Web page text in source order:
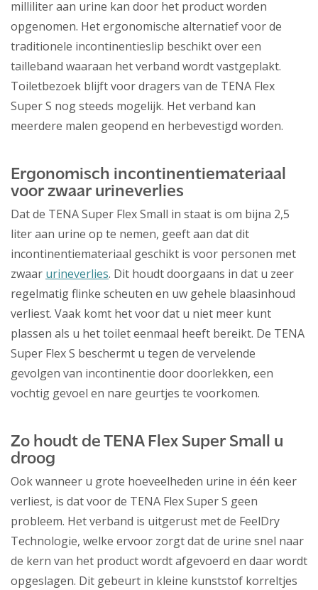
milliliter aan urine kan door het product worden
opgenomen. Het ergonomische alternatief voor de
traditionele incontinentieslip beschikt over een
tailleband waaraan het verband wordt vastgeplakt.
Toiletbezoek blijft voor dragers van de TENA Flex
Super S nog steeds mogelijk. Het verband kan
meerdere malen geopend en herbevestigd worden.
Ergonomisch incontinentiemateriaal
voor zwaar urineverlies
Dat de TENA Super Flex Small in staat is om bijna 2,5
liter aan urine op te nemen, geeft aan dat dit
incontinentiemateriaal geschikt is voor personen met
zwaar urineverlies. Dit houdt doorgaans in dat u zeer
regelmatig flinke scheuten en uw gehele blaasinhoud
verliest. Vaak komt het voor dat u niet meer kunt
plassen als u het toilet eenmaal heeft bereikt. De TENA
Super Flex S beschermt u tegen de vervelende
gevolgen van incontinentie door doorlekken, een
vochtig gevoel en nare geurtjes te voorkomen.
Zo houdt de TENA Flex Super Small u
droog
Ook wanneer u grote hoeveelheden urine in één keer
verliest, is dat voor de TENA Flex Super S geen
probleem. Het verband is uitgerust met de FeelDry
Technologie, welke ervoor zorgt dat de urine snel naar
de kern van het product wordt afgevoerd en daar wordt
opgeslagen. Dit gebeurt in kleine kunststof korreltjes